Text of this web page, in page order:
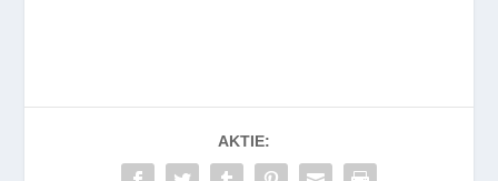
AKTIE: